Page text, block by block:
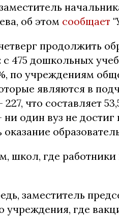
об этом сообщает
продолжить
с 475 дошкольных
по учреждениям
являются в
227, что составляет
ни один вуз не
школ, где
заместитель
учреждения, где